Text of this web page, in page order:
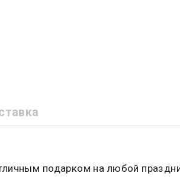
подарком на любой